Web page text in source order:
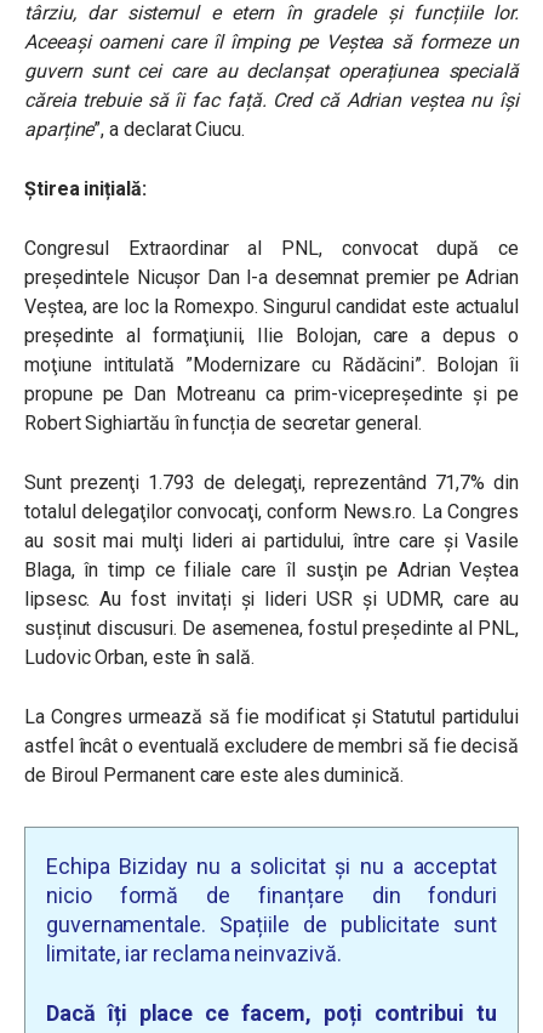
târziu, dar sistemul e etern în gradele și funcțiile lor.
Aceeași oameni care îl împing pe Veștea să formeze un
guvern sunt cei care au declanșat operațiunea specială
căreia trebuie să îi fac față. Cred că Adrian veștea nu își
aparține”, a declarat Ciucu.
Știrea inițială:
Congresul Extraordinar al PNL, convocat după ce
preşedintele Nicuşor Dan l-a desemnat premier pe Adrian
Veştea, are loc la Romexpo. Singurul candidat este actualul
preşedinte al formaţiunii, Ilie Bolojan, care a depus o
moţiune intitulată ”Modernizare cu Rădăcini”. Bolojan îi
propune pe Dan Motreanu ca prim-vicepreședinte și pe
Robert Sighiartău în funcția de secretar general.
Sunt prezenţi 1.793 de delegaţi, reprezentând 71,7% din
totalul delegaţilor convocaţi, conform News.ro. La Congres
au sosit mai mulţi lideri ai partidului, între care şi Vasile
Blaga, în timp ce filiale care îl susţin pe Adrian Veştea
lipsesc. Au fost invitați și lideri USR și UDMR, care au
susținut discusuri. De asemenea, fostul președinte al PNL,
Ludovic Orban, este în sală.
La Congres urmează să fie modificat şi Statutul partidului
astfel încât o eventuală excludere de membri să fie decisă
de Biroul Permanent care este ales duminică.
Echipa Biziday nu a solicitat și nu a acceptat
nicio formă de finanțare din fonduri
guvernamentale. Spațiile de publicitate sunt
limitate, iar reclama neinvazivă.
Dacă îți place ce facem, poți contribui tu